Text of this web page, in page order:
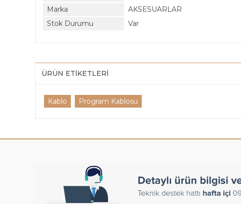
Marka
AKSESUARLAR
Stok Durumu
Var
ÜRÜN ETIKETLERI
Kablo Program Kablosu